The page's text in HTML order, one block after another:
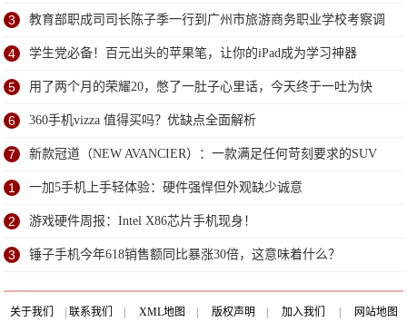
3 教育部职成司司长陈子季一行到广州市旅游商务职业学校考察调
研
4 学生党必备！百元出头的苹果笔，让你的iPad成为学习神器
5 用了两个月的荣耀20，憋了一肚子心里话，今天终于一吐为快
6 360手机vizza 值得买吗？优缺点全面解析
7 新款冠道（NEW AVANCIER）：一款满足任何苛刻要求的SUV
1 一加5手机上手轻体验：硬件强悍但外观缺少诚意
2 游戏硬件周报：Intel X86芯片手机现身！
3 锤子手机今年618销售额同比暴涨30倍，这意味着什么？
关于我们 联系我们 XML地图 版权声明 加入我们
网站地图